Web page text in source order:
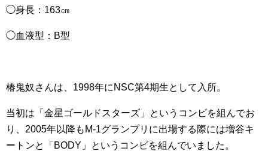
◯身長：163㎝
◯血液型：B型
椿鬼奴さんは、1998年にNSC第4期生として入所。
当初は「金星ゴールドスターズ」というコンビを組んでお
り、2005年以降もM-1グランプリに出場する際には増谷キ
ートンと「BODY」というコンビを組んでいました。